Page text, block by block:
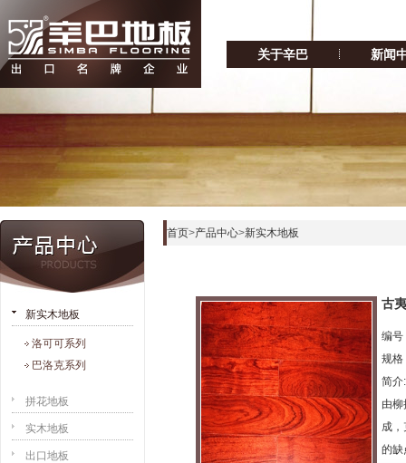
关于辛巴 新闻
新实木地板
洛可可系列
巴洛克系列
拼花地板
实木地板
出口地板
首页>产品中心>新实木地板
古
编号
规
简介
由
成
的缺